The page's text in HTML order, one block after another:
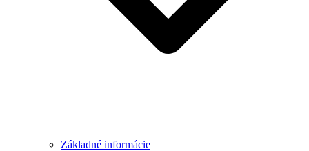
Základné informácie